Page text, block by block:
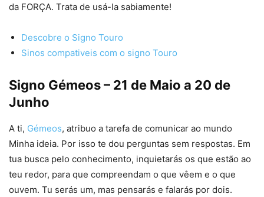
da FORÇA. Trata de usá-la sabiamente!
Descobre o Signo Touro
Sinos compativeis com o signo Touro
Signo Gémeos – 21 de Maio a 20 de
Junho
A ti, Gémeos, atribuo a tarefa de comunicar ao mundo
Minha ideia. Por isso te dou perguntas sem respostas. Em
tua busca pelo conhecimento, inquietarás os que estão ao
teu redor, para que compreendam o que vêem e o que
ouvem. Tu serás um, mas pensarás e falarás por dois.